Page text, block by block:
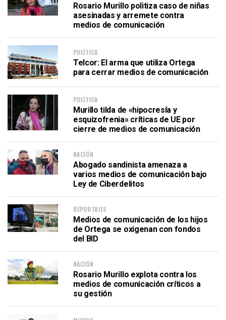
Rosario Murillo politiza caso de niñas
asesinadas y arremete contra
medios de comunicación
POLÍTICA
Telcor: El arma que utiliza Ortega
para cerrar medios de comunicación
POLÍTICA
Murillo tilda de «hipocresía y
esquizofrenia» críticas de UE por
cierre de medios de comunicación
NACIÓN
Abogado sandinista amenaza a
varios medios de comunicación bajo
Ley de Ciberdelitos
REPORTAJES
Medios de comunicación de los hijos
de Ortega se oxigenan con fondos
del BID
NACIÓN
Rosario Murillo explota contra los
medios de comunicación críticos a
su gestión